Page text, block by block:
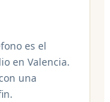
es el
en Valencia.
una